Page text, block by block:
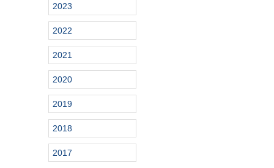
2023
2022
2021
2020
2019
2018
2017